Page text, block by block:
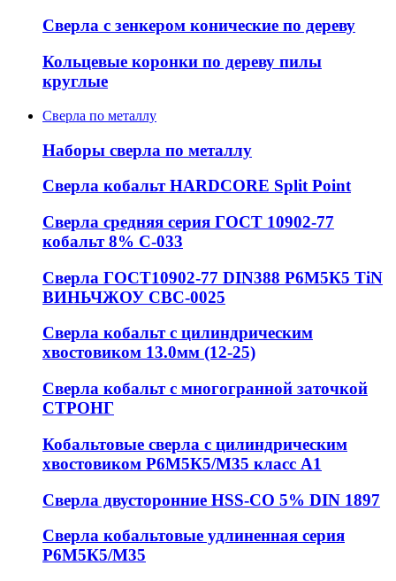
Сверла с зенкером конические по дереву
Кольцевые коронки по дереву пилы
круглые
Сверла по металлу
Наборы сверла по металлу
Сверла кобальт HARDCORE Split Point
Сверла средняя серия ГОСТ 10902-77
кобальт 8% С-033
Сверла ГОСТ10902-77 DIN388 Р6М5К5 TiN
ВИНЬЧЖОУ СВС-0025
Сверла кобальт с цилиндрическим
хвостовиком 13.0мм (12-25)
Сверла кобальт с многогранной заточкой
СТРОНГ
Кобальтовые сверла с цилиндрическим
хвостовиком Р6М5К5/М35 класс А1
Сверла двусторонние HSS-CO 5% DIN 1897
Сверла кобальтовые удлиненная серия
Р6М5К5/М35